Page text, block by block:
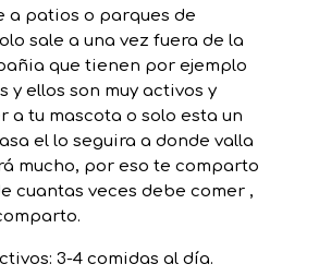
a patios o parques de
sale a una vez fuera de la
que tienen por ejemplo
y ellos son muy activos y
a tu mascota o solo esta un
el lo seguira a donde valla
mucho, por eso te comparto
cuantas veces debe comer ,
3-4 comidas al día.